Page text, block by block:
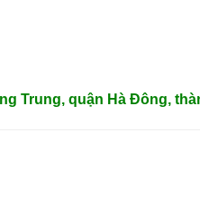
Trung, quận Hà Đông,